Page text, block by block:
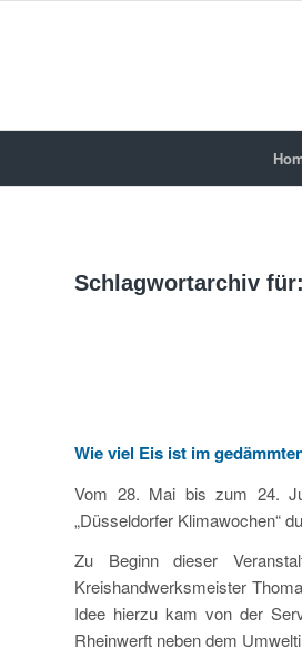
Schlagwortarchiv für:
Wie viel Eis ist im
Vom 28. Mai bis zum 24.
„Düsseldorfer Klimawochen“
Zu Beginn dieser
Kreishandwerksmeister
Idee hierzu kam von der
Rheinwerft neben dem